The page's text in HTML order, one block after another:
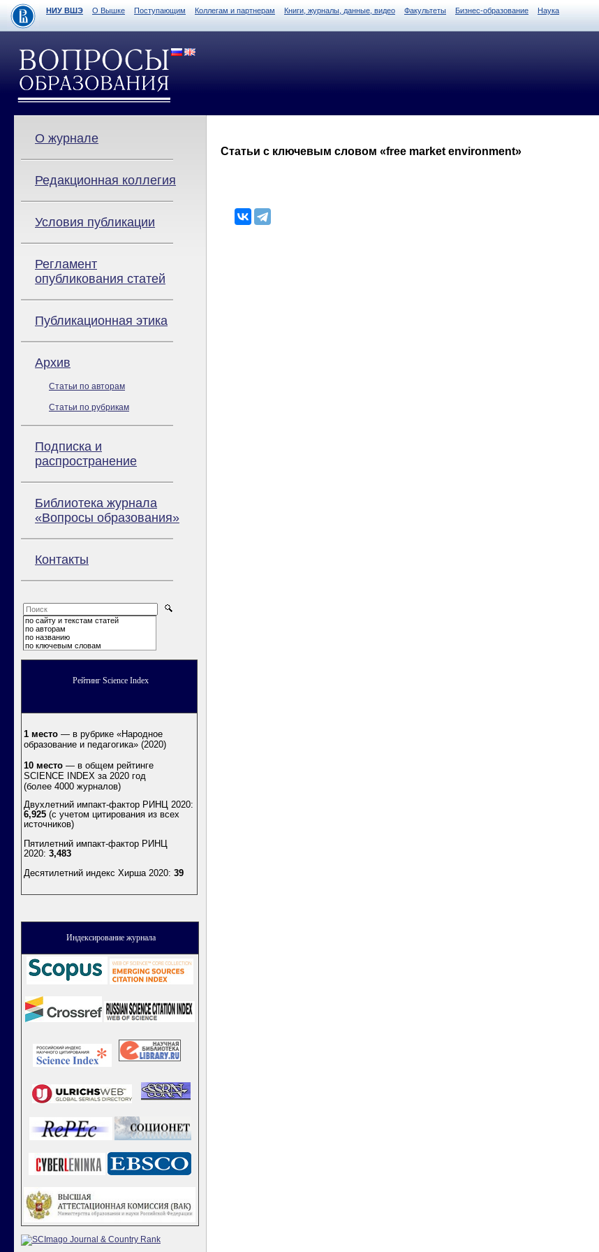
НИУ ВШЭ О Вышке Поступающим Коллегам и партнерам Книги, журналы, данные, видео Факультеты Бизнес-образование Наука
О журнале
Редакционная коллегия
Условия публикации
Регламент
опубликования статей
Публикационная этика
Архив
Статьи по авторам
Статьи по рубрикам
Подписка и
распространение
Библиотека журнала
«Вопросы образования»
Контакты
по сайту и текстам статей
по авторам
по названию
по ключевым словам
Рейтинг Science Index
1 место — в рубрике «Народное
образование и педагогика» (2020)
10 место — в общем рейтинге
SCIENCE INDEX за 2020 год
(более 4000 журналов)
Двухлетний импакт-фактор РИНЦ 2020:
6,925 (с учетом цитирования из всех
источников)
Пятилетний импакт-фактор РИНЦ
2020: 3,483
Десятилетний индекс Хирша 2020: 39
Индексирование журнала
Статьи с ключевым словом «free market environment»